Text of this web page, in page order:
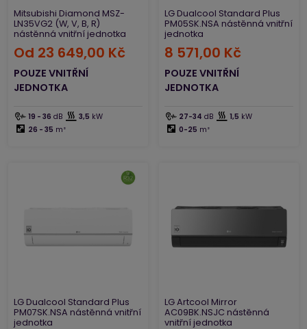
Mitsubishi Diamond MSZ-
LN35VG2 (W, V, B, R)
nástěnná vnitřní jednotka
Od 23 649,00 Kč
POUZE VNITŘNÍ
JEDNOTKA
19 - 36 dB 3,5 kW
26 - 35 m²
LG Dualcool Standard Plus
PM05SK.NSA nástěnná vnitřní
jednotka
8 571,00 Kč
POUZE VNITŘNÍ
JEDNOTKA
27-34 dB 1,5 kW
0-25 m²
LG Dualcool Standard Plus
PM07SK.NSA nástěnná vnitřní
jednotka
LG Artcool Mirror
AC09BK.NSJC nástěnná
vnitřní jednotka